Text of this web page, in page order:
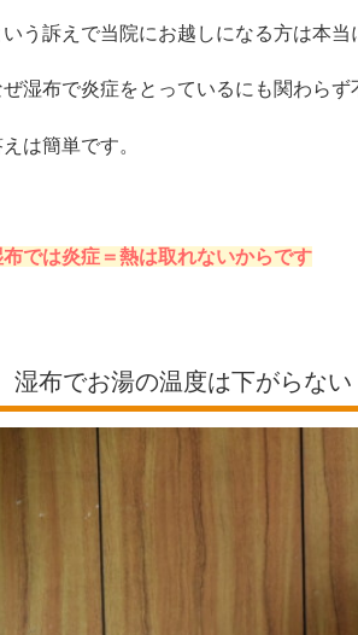
いう訴えで当院にお越しになる方は本当
ぜ湿布で炎症をとっているにも関わら
は簡単です。
布では炎症＝熱は取れないからです
湿布でお湯の温度は下がらない